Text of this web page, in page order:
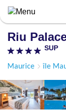
Aller
au
principal
Riu
SUP
Maurice île